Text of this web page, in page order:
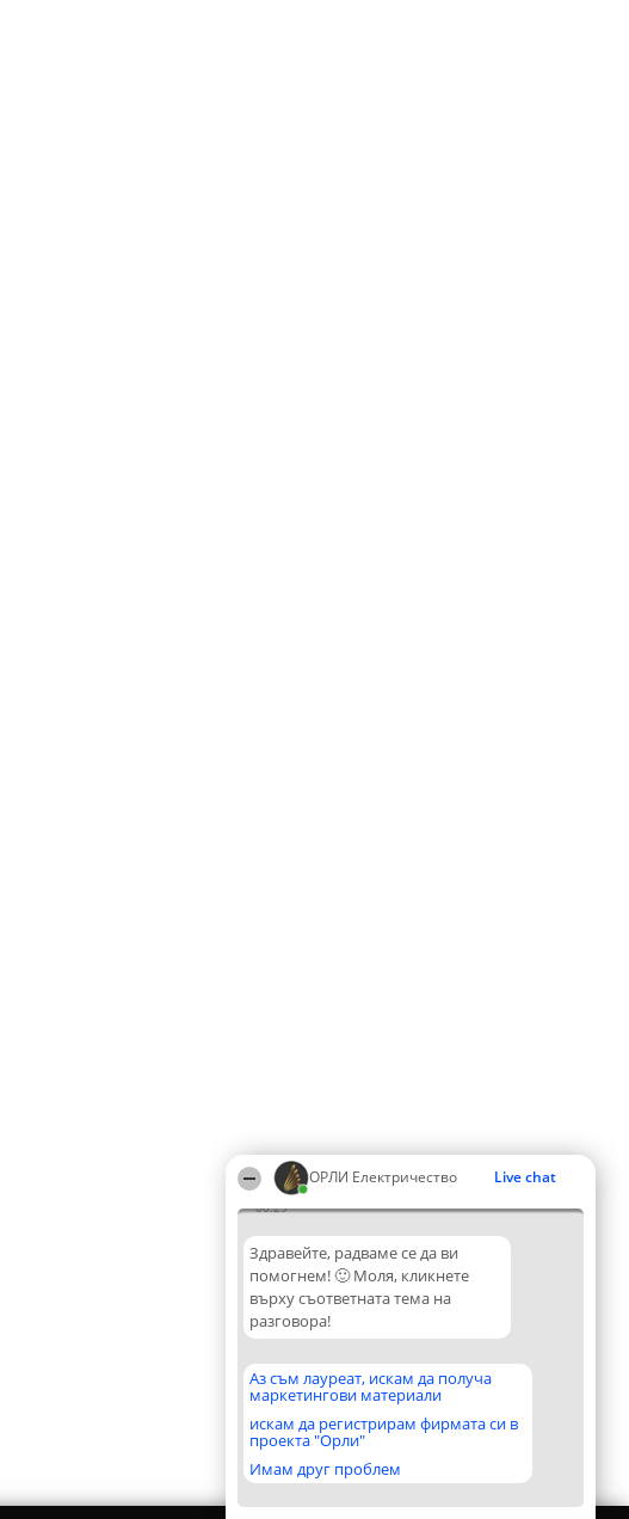
ОРЛИ Електричество Live chat
00:29
Здравейте, радваме се да ви
помогнем! 🙂 Моля, кликнете
върху съответната тема на
разговора!
Аз съм лауреат, искам да получа
маркетингови материали
искам да регистрирам фирмата си в
проекта "Орли"
Имам друг проблем